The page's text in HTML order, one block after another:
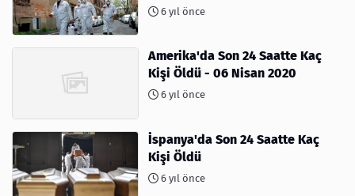
6 yıl önce
Amerika'da Son 24 Saatte Kaç
Kişi Öldü - 06 Nisan 2020
6 yıl önce
İspanya'da Son 24 Saatte Kaç
Kişi Öldü
6 yıl önce